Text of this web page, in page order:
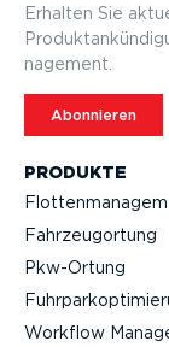
PRODUKTE
Fahrzeu­g­ortung
Pkw-Ortung
Workflow
Erhalten Sie
nagement.
Abonnieren